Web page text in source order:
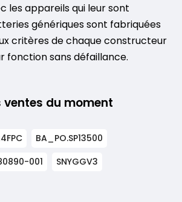
les appareils qui leur sont
génériques sont fabriquées
critères de chaque constructeur
fonction sans défaillance.
ventes du moment
BA_PO.SP13500
001 SNYGGV3